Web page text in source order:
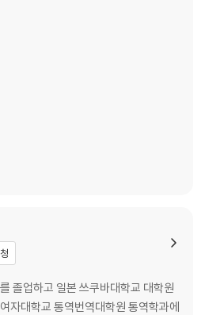
말고 그냥 쉬세요
닙니다
렵습니다
다
다
없습니다
다
다
졸업하고 일본 쓰쿠바대학교 대학원
자대학교 통역번역대학원 통역학과에